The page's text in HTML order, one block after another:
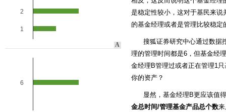
2
1
A
6
是稳定性较小，这对于基民来
的基金经理或者是管理比较稳
搜狐证券研究中心通过数据
理的管理时间都是6，但基金经
金经理B管理过或者正在管理1
你的资产？
显然，基金经理B更应该值
金总时间/管理基金产品总个数